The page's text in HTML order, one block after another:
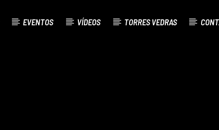
EVENTOS VÍDEOS TORRES VEDRAS